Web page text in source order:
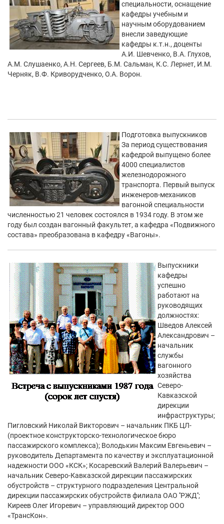
специальности, оснащение
кафедры учебным и
научным оборудованием
внесли заведующие
кафедры к.т.н., доценты
А.И. Шевченко, В.А. Глухов,
A.M. Слушаенко, А.Н. Сергеев, Б.М. Сальман, К.С. Лернет, И.М.
Черняк, В.Ф. Криворудченко, О.А. Ворон.
Подготовка выпускников
За период существования
кафедрой выпущено более
4000 специалистов
железнодорожного
транспорта. Первый выпуск
инженеров-механиков
вагонной специальности
численностью 21 человек состоялся в 1934 году. В этом же
году был создан вагонный факультет, а кафедра «Подвижного
состава» преобразована в кафедру «Вагоны».
Выпускники
кафедры
успешно
работают на
руководящих
должностях:
Шведов Алексей
Александрович –
начальник
службы
вагонного
хозяйства
Северо-
Кавказской
дирекции
инфраструктуры;
Пигловский Николай Викторович – начальник ПКБ ЦЛ-
(проектное конструкторско-технологическое бюро
пассажирского комплекса); Володькин Максим Евгеньевич –
руководитель Департамента по качеству и эксплуатационной
надежности ООО «КСК»; Косаревский Валерий Валерьевич –
начальник Северо-Кавказской дирекции пассажирских
обустройств – структурного подразделения Центральной
дирекции пассажирских обустройств филиала ОАО ''РЖД'';
Киреев Олег Игоревич – управляющий директор ООО
«ТрансКон».